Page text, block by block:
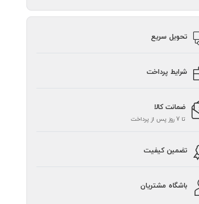
تحویل سریع
شرایط پرداخت
ضمانت کالا
تا 7 روز پس از پرداخت
تضمین کیفیت
باشگاه مشتریان